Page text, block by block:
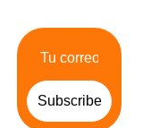
Subscribe